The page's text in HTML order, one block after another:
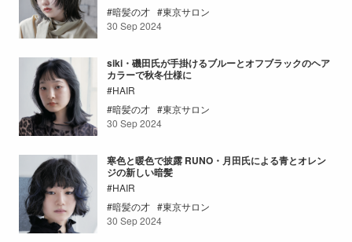
暗髪の才
東京サロン
30 Sep 2024
siki・磯田氏が手掛けるブルーとオフブラックのヘア
カラーで秋冬仕様に
HAIR
暗髪の才
東京サロン
30 Sep 2024
寒色と暖色で披露 RUNO・月田氏による青とオレン
ジの新しい暗髪
HAIR
暗髪の才
東京サロン
30 Sep 2024